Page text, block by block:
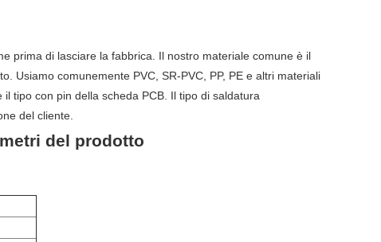
prima di lasciare la fabbrica. Il nostro materiale comune è il
Usiamo comunemente PVC, SR-PVC, PP, PE e altri materiali
tipo con pin della scheda PCB. Il tipo di saldatura
del cliente.
del prodotto